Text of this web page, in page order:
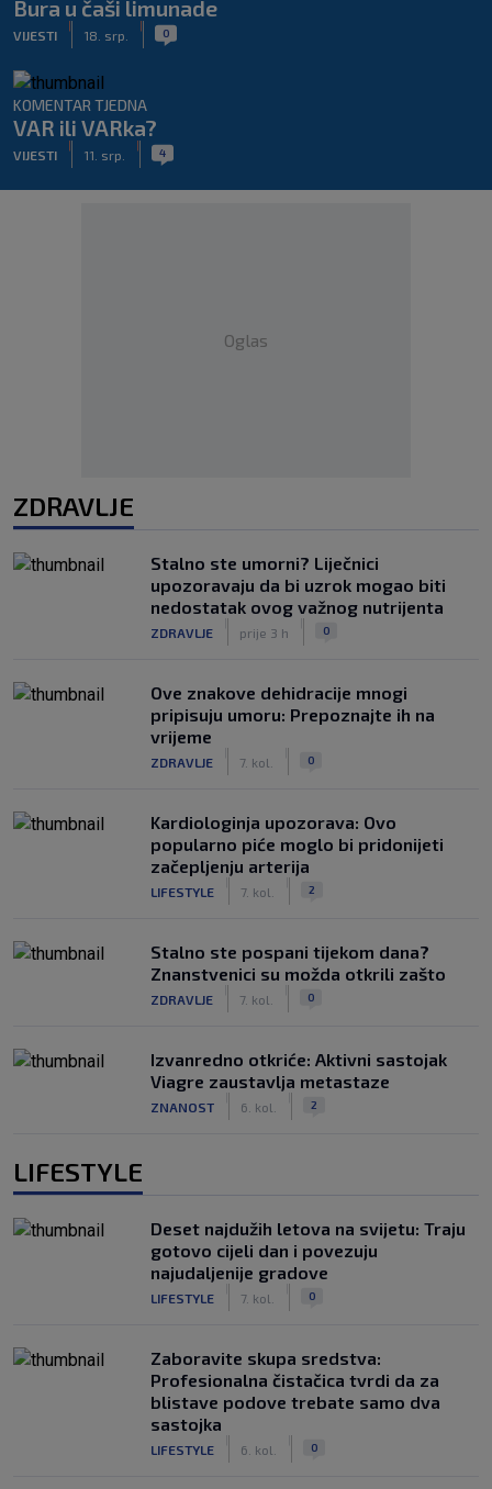
Bura u čaši limunade
VIJESTI 18. srp. 0
KOMENTAR TJEDNA
VAR ili VARka?
VIJESTI 11. srp. 4
Oglas
ZDRAVLJE
Stalno ste umorni? Liječnici
upozoravaju da bi uzrok mogao biti
nedostatak ovog važnog nutrijenta
ZDRAVLJE prije 3 h 0
Ove znakove dehidracije mnogi
pripisuju umoru: Prepoznajte ih na
vrijeme
ZDRAVLJE 7. kol. 0
Kardiologinja upozorava: Ovo
popularno piće moglo bi pridonijeti
začepljenju arterija
LIFESTYLE 7. kol. 2
Stalno ste pospani tijekom dana?
Znanstvenici su možda otkrili zašto
ZDRAVLJE 7. kol. 0
Izvanredno otkriće: Aktivni sastojak
Viagre zaustavlja metastaze
ZNANOST 6. kol. 2
LIFESTYLE
Deset najdužih letova na svijetu: Traju
gotovo cijeli dan i povezuju
najudaljenije gradove
LIFESTYLE 7. kol. 0
Zaboravite skupa sredstva:
Profesionalna čistačica tvrdi da za
blistave podove trebate samo dva
sastojka
LIFESTYLE 6. kol. 0